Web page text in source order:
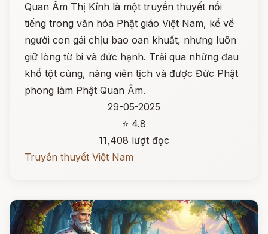
Quan Âm Thị Kính là một truyền thuyết nổi
tiếng trong văn hóa Phật giáo Việt Nam, kể về
người con gái chịu bao oan khuất, nhưng luôn
giữ lòng từ bi và đức hạnh. Trải qua những đau
khổ tột cùng, nàng viên tịch và được Đức Phật
phong làm Phật Quan Âm.
29-05-2025
⭐ 4.8
11,408 lượt đọc
Truyền thuyết Việt Nam